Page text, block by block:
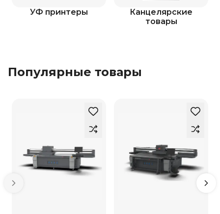
УФ принтеры
Канцелярские
товары
Популярные товары